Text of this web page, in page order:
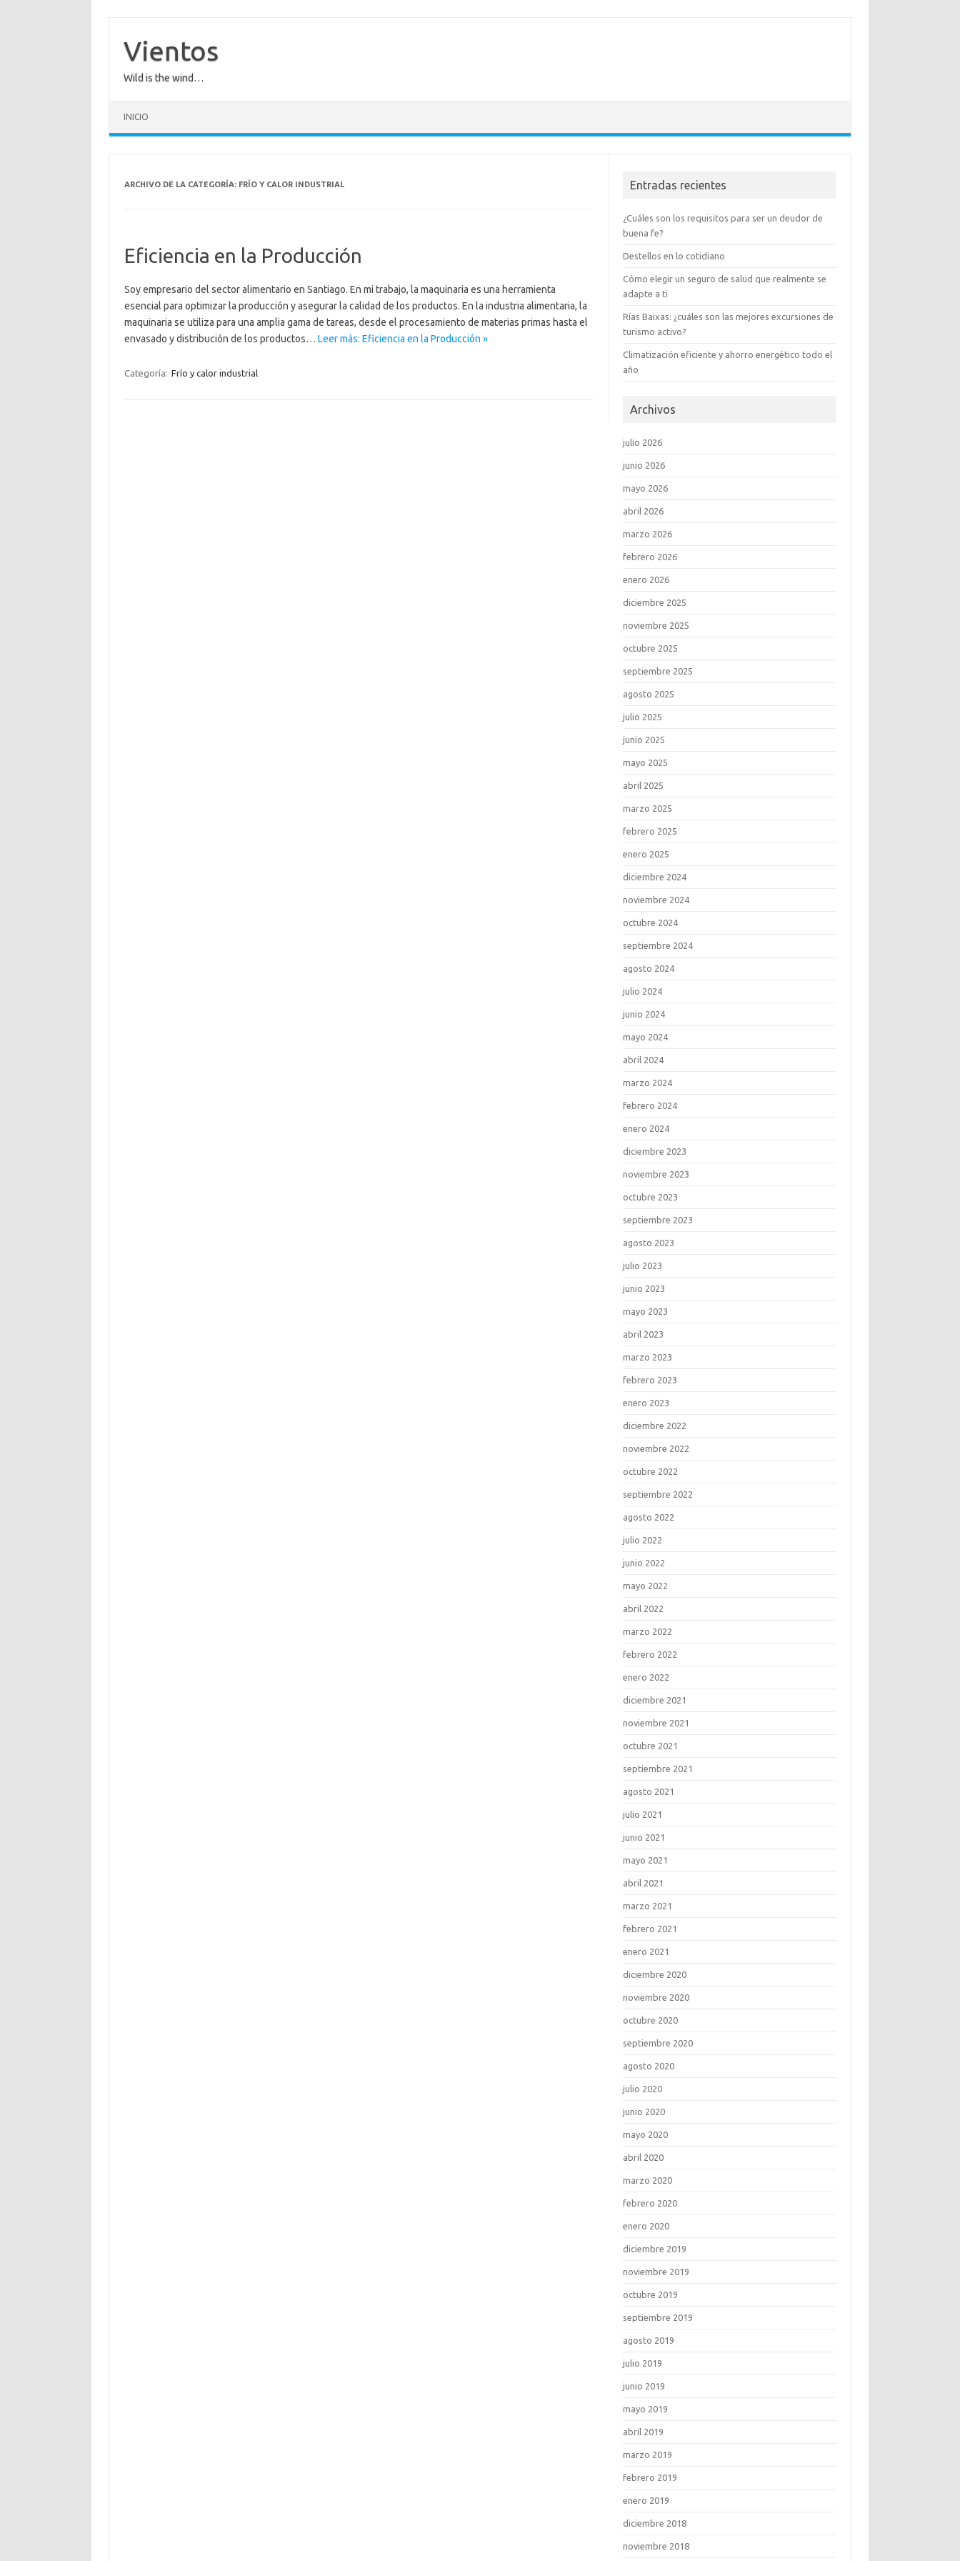
contenido
Vientos
Wild is the wind…
INICIO
ARCHIVO DE LA CATEGORÍA: FRÍO Y CALOR INDUSTRIAL
Eficiencia en la Producción
Soy empresario del sector alimentario en Santiago. En mi trabajo, la maquinaria es una herramienta
esencial para optimizar la producción y asegurar la calidad de los productos. En la industria alimentaria, la
maquinaria se utiliza para una amplia gama de tareas, desde el procesamiento de materias primas hasta el
envasado y distribución de los productos… Leer más: Eficiencia en la Producción »
Categoría: Frío y calor industrial
Entradas recientes
¿Cuáles son los requisitos para ser un deudor de
buena fe?
Destellos en lo cotidiano
Cómo elegir un seguro de salud que realmente se
adapte a ti
Rías Baixas: ¿cuáles son las mejores excursiones de
turismo activo?
Climatización eficiente y ahorro energético todo el
año
Archivos
julio 2026
junio 2026
mayo 2026
abril 2026
marzo 2026
febrero 2026
enero 2026
diciembre 2025
noviembre 2025
octubre 2025
septiembre 2025
agosto 2025
julio 2025
junio 2025
mayo 2025
abril 2025
marzo 2025
febrero 2025
enero 2025
diciembre 2024
noviembre 2024
octubre 2024
septiembre 2024
agosto 2024
julio 2024
junio 2024
mayo 2024
abril 2024
marzo 2024
febrero 2024
enero 2024
diciembre 2023
noviembre 2023
octubre 2023
septiembre 2023
agosto 2023
julio 2023
junio 2023
mayo 2023
abril 2023
marzo 2023
febrero 2023
enero 2023
diciembre 2022
noviembre 2022
octubre 2022
septiembre 2022
agosto 2022
julio 2022
junio 2022
mayo 2022
abril 2022
marzo 2022
febrero 2022
enero 2022
diciembre 2021
noviembre 2021
octubre 2021
septiembre 2021
agosto 2021
julio 2021
junio 2021
mayo 2021
abril 2021
marzo 2021
febrero 2021
enero 2021
diciembre 2020
noviembre 2020
octubre 2020
septiembre 2020
agosto 2020
julio 2020
junio 2020
mayo 2020
abril 2020
marzo 2020
febrero 2020
enero 2020
diciembre 2019
noviembre 2019
octubre 2019
septiembre 2019
agosto 2019
julio 2019
junio 2019
mayo 2019
abril 2019
marzo 2019
febrero 2019
enero 2019
diciembre 2018
noviembre 2018